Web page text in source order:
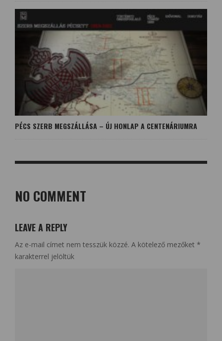
PÉCS SZERB MEGSZÁLLÁSA – ÚJ HONLAP A CENTENÁRIUMRA
NO COMMENT
LEAVE A REPLY
Az e-mail címet nem tesszük közzé. A kötelező mezőket *
karakterrel jelöltük